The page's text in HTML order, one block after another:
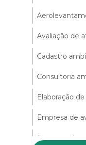
Avaliação de
Cadastro
Consultoria
Elaboração
Empresa de
Empresa de